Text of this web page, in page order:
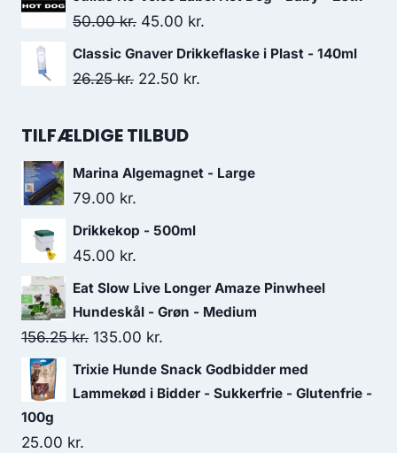
pris
30.00 kr..
pris
26.25 kr..
50.00kr. Den
oprindelige
pris
50.00 kr..
45.00 kr.
aktuelle
Classic Gnaver Drikkeflaske i Plast - 140ml
26.25kr. Den
pris
26.25 kr..
22.50 kr.
22.50 kr..
TILFÆLDIGE TILBUD
Marina Algemagnet - Large
79.00 kr.
Drikkekop - 500ml
45.00 kr.
Eat Slow Live Longer Amaze Pinwheel
Hundeskål - Grøn - Medium
156.25kr. Den
oprindelige
pris
135.00 kr.
aktuelle
pris
Trixie Hunde Snack Godbidder med
Lammekød i Bidder - Sukkerfrie - Glutenfrie -
100g
25.00 kr.